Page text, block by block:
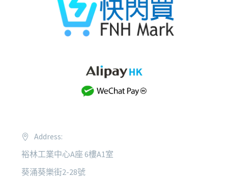
Address:
裕林工業中心A座 6樓A1室
葵涌葵樂街2-28號